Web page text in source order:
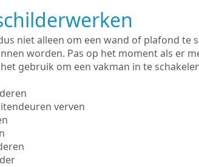
niet alleen om een wand of plafond
worden. Pas op het moment als er
gebruik om een vakman in te
verven